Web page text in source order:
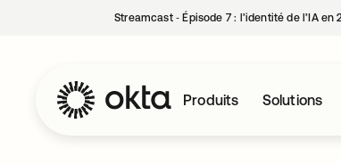
Streamcast ‑ Épisode 7 : l’identité de l’IA
Produits Solutions